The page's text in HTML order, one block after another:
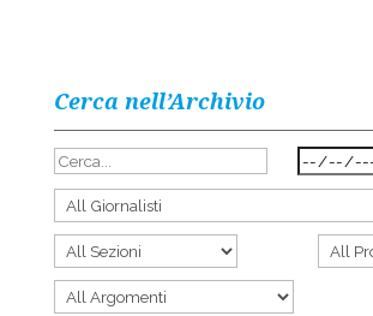
Cerca nell’Archivio